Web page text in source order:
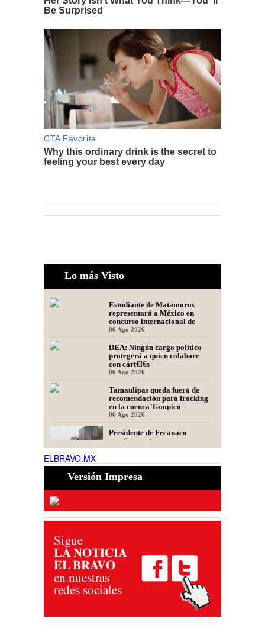
Lo más Visto
Estudiante de Matamoros
representará a México en
concurso internacional de
oratoria en Perú
06 Ago 2026
DEA: Ningún cargo político
protegerá a quien colabore
con cárt€l€s
06 Ago 2026
Tamaulipas queda fuera de
recomendación para fracking
en la cuenca Tampico-
Misantla, informa comité
científico
06 Ago 2026
Presidente de Fecanaco
cuestiona retenes en
carreteras de Tamaulipas;
Obras de infraestructura y
mejoramiento vial
ELBRAVO.MX
Versión Impresa